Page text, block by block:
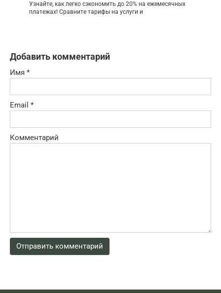
Узнайте, как легко сэкономить до 20% на ежемесячных
платежах! Сравните тарифы на услуги и
Добавить комментарий
Имя *
Email *
Комментарий